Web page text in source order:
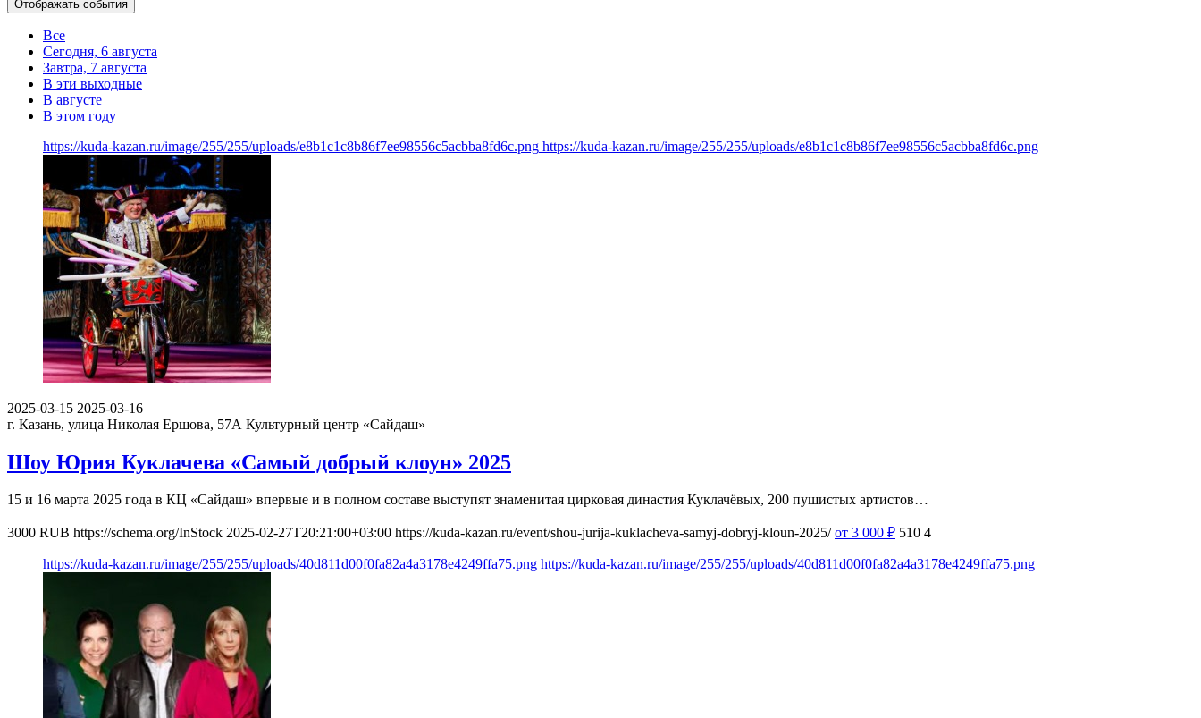
Отображать события
Все
Сегодня, 6 августа
Завтра, 7 августа
В эти выходные
В августе
В этом году
https://kuda-kazan.ru/image/255/255/uploads/e8b1c1c8b86f7ee98556c5acbba8fd6c.png https://kuda-kazan.ru/image/255/255/uploads/e8b1c1c8b86f7ee98556c5acbba8fd6c.png
2025-03-15 2025-03-16
г. Казань, улица Николая Ершова, 57А Культурный центр «Сайдаш»
Шоу Юрия Куклачева «Самый добрый клоун» 2025
15 и 16 марта 2025 года в КЦ «Сайдаш» впервые и в полном составе выступят знаменитая цирковая династия Куклачёвых, 200 пушистых артистов…
3000 RUB https://schema.org/InStock 2025-02-27T20:21:00+03:00 https://kuda-kazan.ru/event/shou-jurija-kuklacheva-samyj-dobryj-kloun-2025/ от 3 000 ₽ 510 4
https://kuda-kazan.ru/image/255/255/uploads/40d811d00f0fa82a4a3178e4249ffa75.png https://kuda-kazan.ru/image/255/255/uploads/40d811d00f0fa82a4a3178e4249ffa75.png